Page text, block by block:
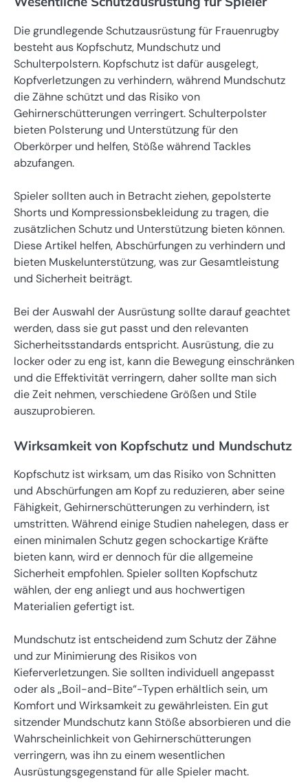
Die grundlegende Schutzausrüstung für Frauenrugby
besteht aus Kopfschutz, Mundschutz und
Schulterpolstern. Kopfschutz ist dafür ausgelegt,
Kopfverletzungen zu verhindern, während Mundschutz
die Zähne schützt und das Risiko von
Gehirnerschütterungen verringert. Schulterpolster
bieten Polsterung und Unterstützung für den
Oberkörper und helfen, Stöße während Tackles
abzufangen.
Spieler sollten auch in Betracht ziehen, gepolsterte
Shorts und Kompressionsbekleidung zu tragen, die
zusätzlichen Schutz und Unterstützung bieten können.
Diese Artikel helfen, Abschürfungen zu verhindern und
bieten Muskelunterstützung, was zur Gesamtleistung
und Sicherheit beiträgt.
Bei der Auswahl der Ausrüstung sollte darauf geachtet
werden, dass sie gut passt und den relevanten
Sicherheitsstandards entspricht. Ausrüstung, die zu
locker oder zu eng ist, kann die Bewegung einschränken
und die Effektivität verringern, daher sollte man sich
die Zeit nehmen, verschiedene Größen und Stile
auszuprobieren.
Wirksamkeit von Kopfschutz und Mundschutz
Kopfschutz ist wirksam, um das Risiko von Schnitten
und Abschürfungen am Kopf zu reduzieren, aber seine
Fähigkeit, Gehirnerschütterungen zu verhindern, ist
umstritten. Während einige Studien nahelegen, dass er
einen minimalen Schutz gegen schockartige Kräfte
bieten kann, wird er dennoch für die allgemeine
Sicherheit empfohlen. Spieler sollten Kopfschutz
wählen, der eng anliegt und aus hochwertigen
Materialien gefertigt ist.
Mundschutz ist entscheidend zum Schutz der Zähne
und zur Minimierung des Risikos von
Kieferverletzungen. Sie sollten individuell angepasst
oder als „Boil-and-Bite“-Typen erhältlich sein, um
Komfort und Wirksamkeit zu gewährleisten. Ein gut
sitzender Mundschutz kann Stöße absorbieren und die
Wahrscheinlichkeit von Gehirnerschütterungen
verringern, was ihn zu einem wesentlichen
Ausrüstungsgegenstand für alle Spieler macht.